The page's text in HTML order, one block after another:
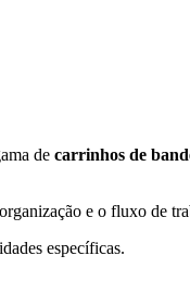
de carrinhos de
e o fluxo de
específicas.